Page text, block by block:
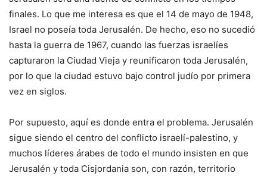
finales. Lo que me interesa es que el 14 de mayo de 1948,
Israel no poseía toda Jerusalén. De hecho, eso no sucedió
hasta la guerra de 1967, cuando las fuerzas israelíes
capturaron la Ciudad Vieja y reunificaron toda Jerusalén,
por lo que la ciudad estuvo bajo control judío por primera
vez en siglos.
Por supuesto, aquí es donde entra el problema. Jerusalén
sigue siendo el centro del conflicto israelí-palestino, y
muchos líderes árabes de todo el mundo insisten en que
Jerusalén y toda Cisjordania son, con razón, territorio